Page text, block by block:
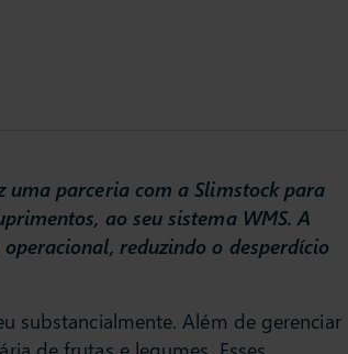
uma parceria com a Slimstock para
ao seu sistema WMS. A
reduzindo o desperdício
substancialmente. Além de gerenciar